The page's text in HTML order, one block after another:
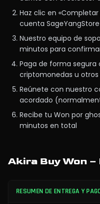
Haz clic en
cuenta
Nuestro equipo de
minutos para
Paga de forma segura
criptomonedas u
Reúnete con nuestro
acordado
Recibe tu Won por
minutos en total
Akira Buy Won
RESUMEN DE ENTREGA Y